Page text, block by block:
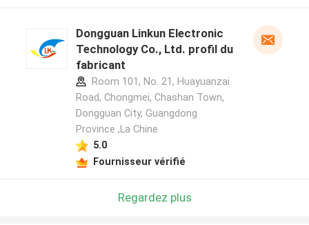
Dongguan Linkun Electronic
Technology Co., Ltd. profil du
fabricant
Room 101, No. 21, Huayuanzai
Road, Chongmei, Chashan Town,
Dongguan City, Guangdong
Province ,La Chine
5.0
Fournisseur vérifié
Regardez plus